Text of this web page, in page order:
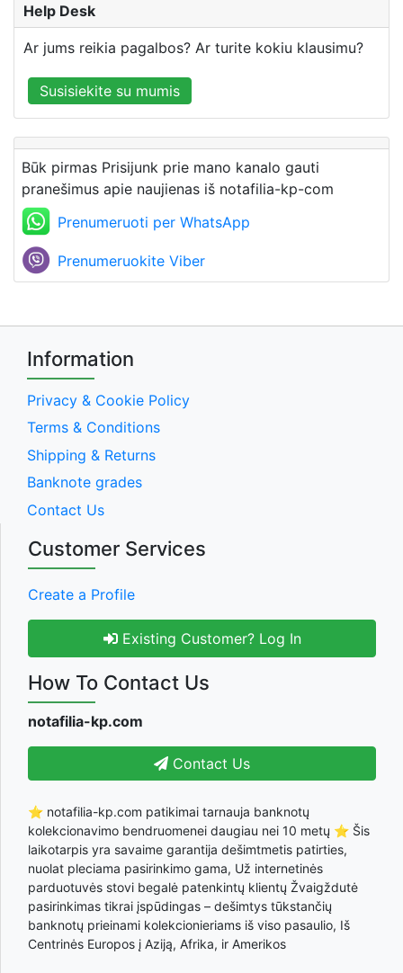
Help Desk
Ar jums reikia pagalbos? Ar turite kokiu klausimu?
Susisiekite su mumis
Būk pirmas Prisijunk prie mano kanalo gauti
pranešimus apie naujienas iš notafilia-kp-com
Prenumeruoti per WhatsApp
Prenumeruokite Viber
Information
Privacy & Cookie Policy
Terms & Conditions
Shipping & Returns
Banknote grades
Contact Us
Customer Services
Create a Profile
Existing Customer? Log In
How To Contact Us
notafilia-kp.com
Contact Us
⭐ notafilia-kp.com patikimai tarnauja banknotų
kolekcionavimo bendruomenei daugiau nei 10 metų ⭐ Šis
laikotarpis yra savaime garantija dešimtmetis patirties,
nuolat pleciama pasirinkimo gama, Už internetinės
parduotuvės stovi begalė patenkintų klientų Žvaigždutė
pasirinkimas tikrai įspūdingas – dešimtys tūkstančių
banknotų prieinami kolekcionieriams iš viso pasaulio, Iš
Centrinės Europos į Aziją, Afrika, ir Amerikos